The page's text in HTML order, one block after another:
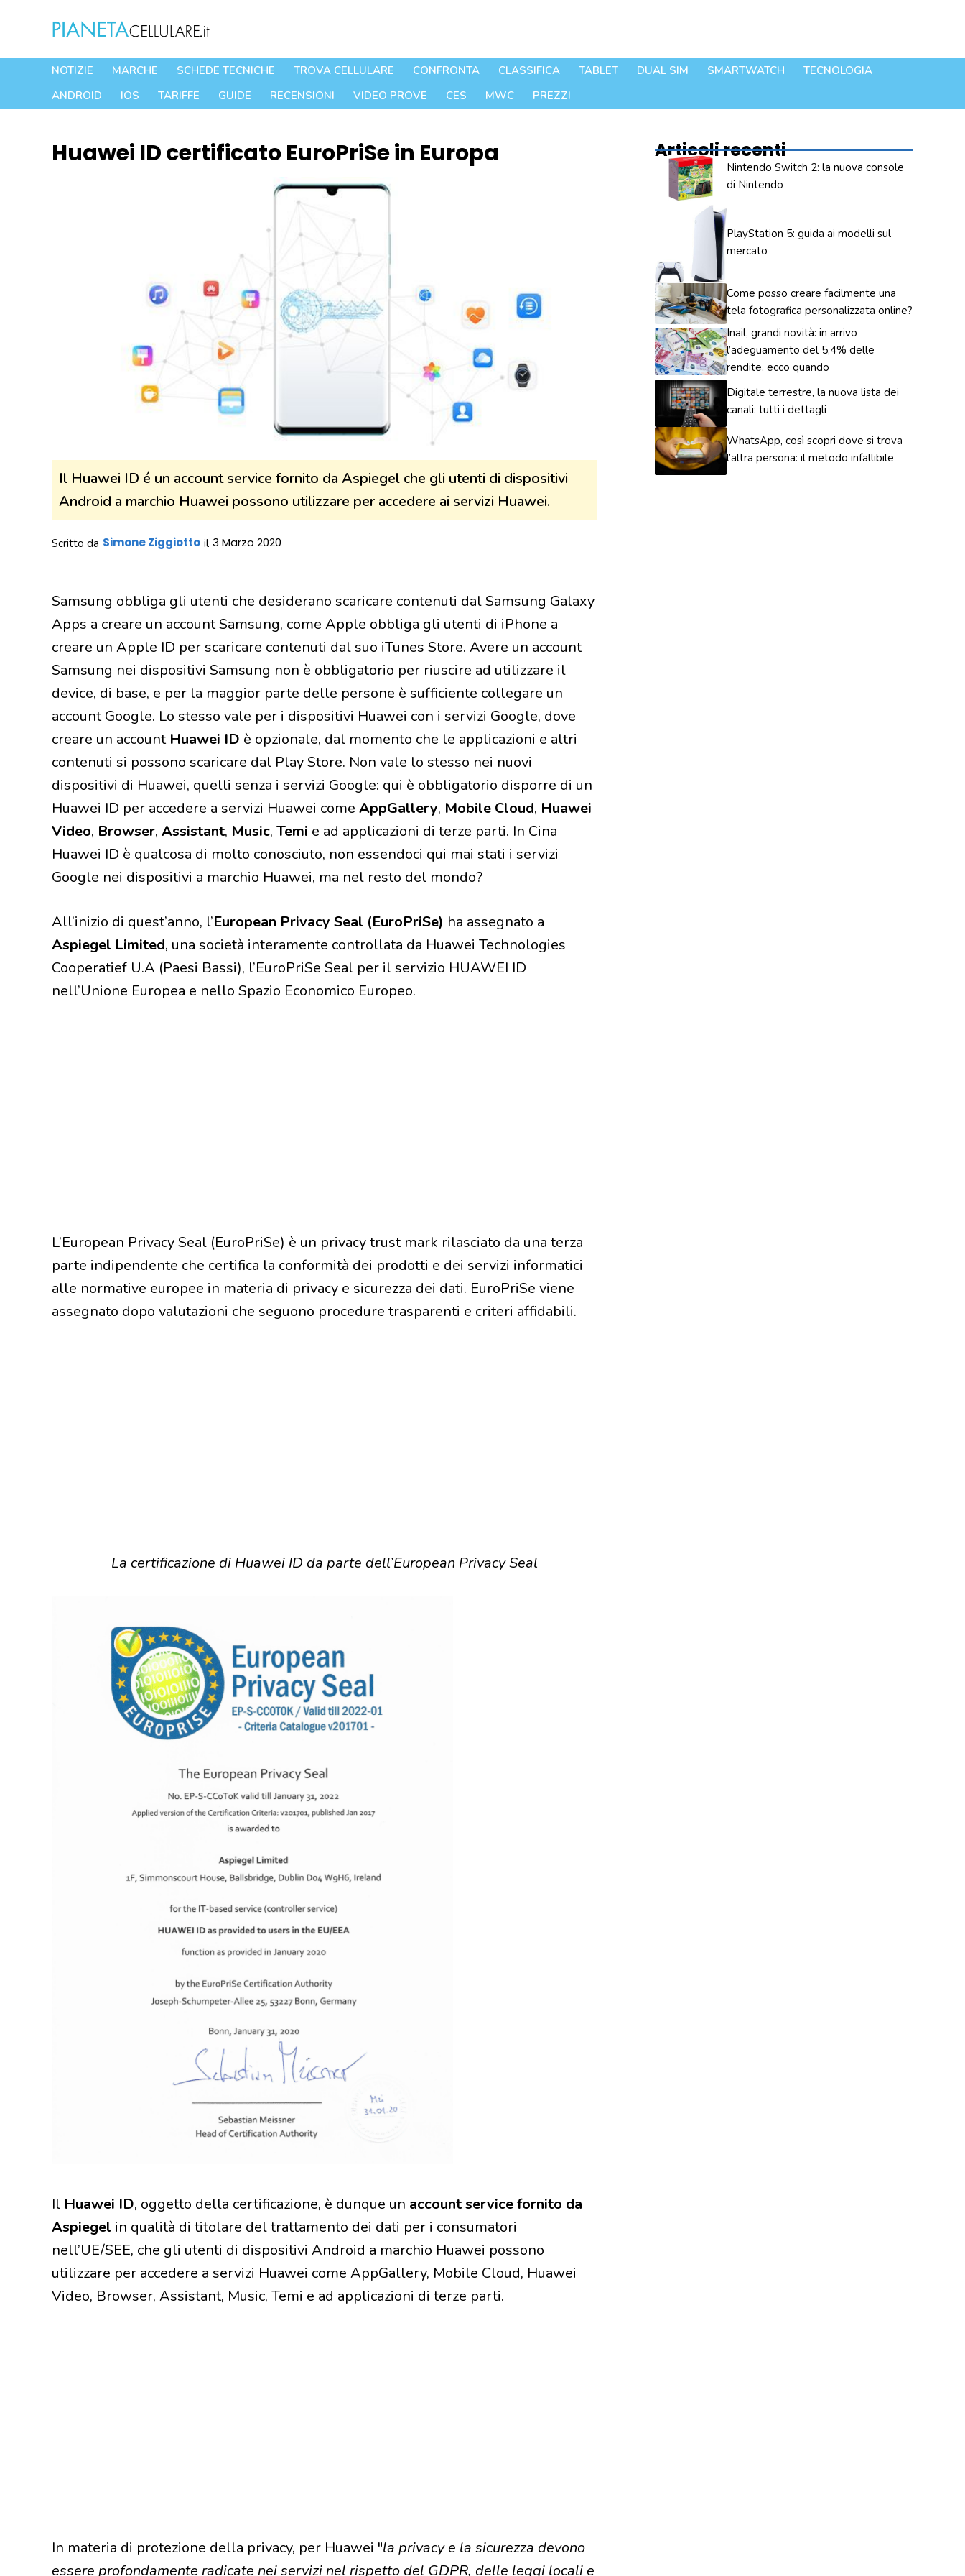
contenuto
NOTIZIE MARCHE SCHEDE TECNICHE TROVA CELLULARE CONFRONTA CLASSIFICA TABLET DUAL SIM SMARTWATCH
TECNOLOGIA
ANDROID
IOS TARIFFE GUIDE RECENSIONI VIDEO PROVE CES MWC PREZZI
Huawei ID certificato EuroPriSe in Europa
Il Huawei ID é un account service fornito da Aspiegel che gli utenti di dispositivi
Android a marchio Huawei possono utilizzare per accedere ai servizi Huawei.
Scritto da Simone Ziggiotto il 3 Marzo 2020
Samsung obbliga gli utenti che desiderano scaricare contenuti dal Samsung Galaxy
Apps a creare un account Samsung, come Apple obbliga gli utenti di iPhone a
creare un Apple ID per scaricare contenuti dal suo iTunes Store. Avere un account
Samsung nei dispositivi Samsung non è obbligatorio per riuscire ad utilizzare il
device, di base, e per la maggior parte delle persone è sufficiente collegare un
account Google. Lo stesso vale per i dispositivi Huawei con i servizi Google, dove
creare un account Huawei ID è opzionale, dal momento che le applicazioni e altri
contenuti si possono scaricare dal Play Store. Non vale lo stesso nei nuovi
dispositivi di Huawei, quelli senza i servizi Google: qui è obbligatorio disporre di un
Huawei ID per accedere a servizi Huawei come AppGallery, Mobile Cloud, Huawei
Video, Browser, Assistant, Music, Temi e ad applicazioni di terze parti. In Cina
Huawei ID è qualcosa di molto conosciuto, non essendoci qui mai stati i servizi
Google nei dispositivi a marchio Huawei, ma nel resto del mondo?
All’inizio di quest’anno, l’European Privacy Seal (EuroPriSe) ha assegnato a
Aspiegel Limited, una società interamente controllata da Huawei Technologies
Cooperatief U.A (Paesi Bassi), l’EuroPriSe Seal per il servizio HUAWEI ID
nell’Unione Europea e nello Spazio Economico Europeo.
L’European Privacy Seal (EuroPriSe) è un privacy trust mark rilasciato da una terza
parte indipendente che certifica la conformità dei prodotti e dei servizi informatici
alle normative europee in materia di privacy e sicurezza dei dati. EuroPriSe viene
assegnato dopo valutazioni che seguono procedure trasparenti e criteri affidabili.
La certificazione di Huawei ID da parte dell’European Privacy Seal
Il Huawei ID, oggetto della certificazione, è dunque un account service fornito da
Aspiegel in qualità di titolare del trattamento dei dati per i consumatori
nell’UE/SEE, che gli utenti di dispositivi Android a marchio Huawei possono
utilizzare per accedere a servizi Huawei come AppGallery, Mobile Cloud, Huawei
Video, Browser, Assistant, Music, Temi e ad applicazioni di terze parti.
In materia di protezione della privacy, per Huawei "la privacy e la sicurezza devono
essere profondamente radicate nei servizi nel rispetto del GDPR, delle leggi locali e
Articoli recenti
Nintendo Switch 2: la nuova console
di Nintendo
PlayStation 5: guida ai modelli sul
mercato
Come posso creare facilmente una
tela fotografica personalizzata online?
Inail, grandi novità: in arrivo
l’adeguamento del 5,4% delle
rendite, ecco quando
Digitale terrestre, la nuova lista dei
canali: tutti i dettagli
WhatsApp, così scopri dove si trova
l’altra persona: il metodo infallibile